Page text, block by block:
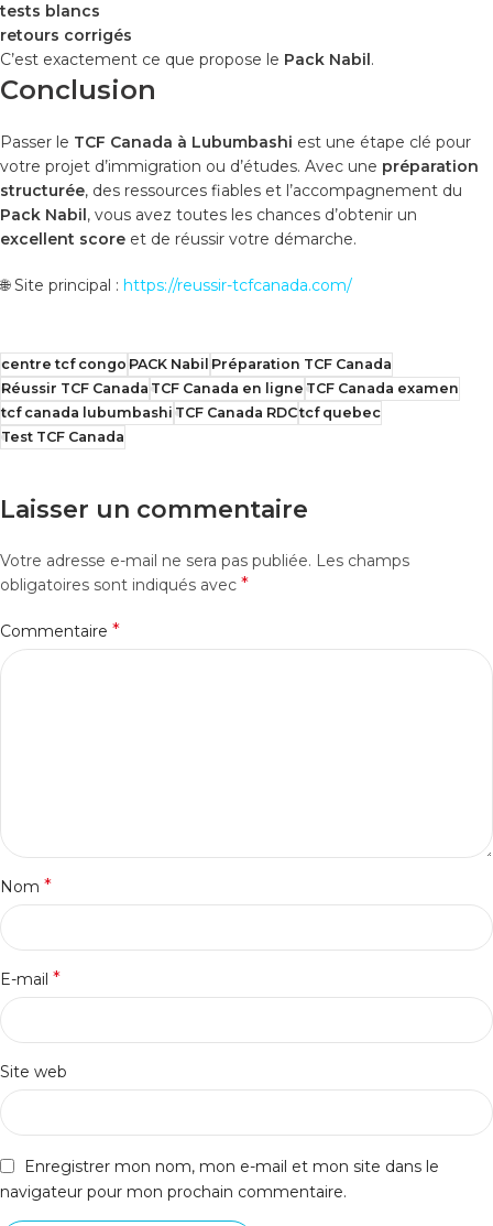
tests blancs
retours corrigés
C’est exactement ce que propose le Pack Nabil .
Conclusion
Passer le TCF Canada à Lubumbashi est une étape clé pour
votre projet d’immigration ou d’études. Avec une préparation
structurée, des ressources fiables et l’accompagnement du
Pack Nabil , vous avez toutes les chances d’obtenir un
excellent score et de réussir votre démarche.
🌐 Site principal : https://reussir-tcfcanada.com/
centre tcf congo PACK Nabil Préparation TCF Canada
Réussir TCF Canada TCF Canada en ligne TCF Canada examen
tcf canada lubumbashi TCF Canada RDCtcf quebec
Test TCF Canada
Laisser un commentaire
Votre adresse e-mail ne sera pas publiée. Les champs
obligatoires sont indiqués avec *
Commentaire *
Nom *
E-mail *
Site web
Enregistrer mon nom, mon e-mail et mon site dans le
navigateur pour mon prochain commentaire.